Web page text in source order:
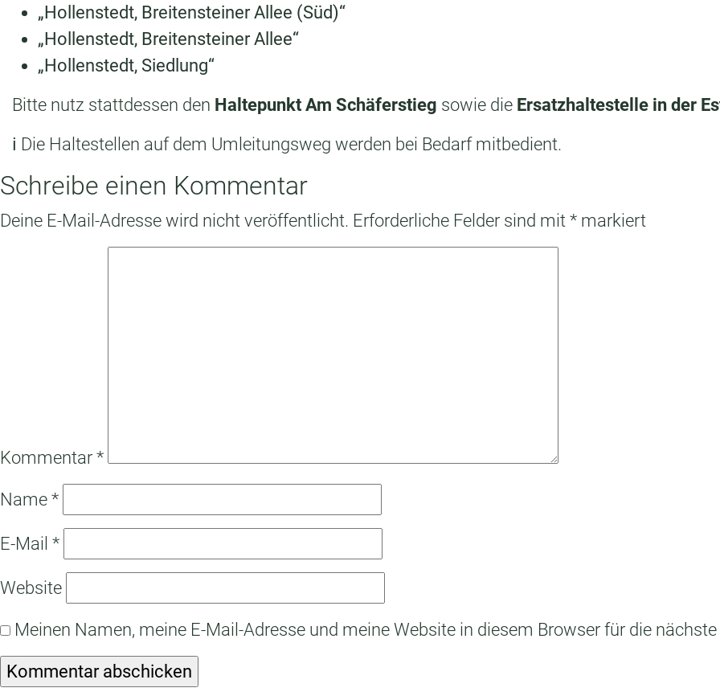
„Hollenstedt, Breitensteiner Allee (Süd)“
„Hollenstedt, Breitensteiner Allee“
„Hollenstedt, Siedlung“
Bitte nutz stattdessen den Haltepunkt Am Schäferstieg sowie die Ersatzhaltestelle in der
ℹ️ Die Haltestellen auf dem Umleitungsweg werden bei Bedarf mitbedient.
Schreibe einen Kommentar
Deine E-Mail-Adresse wird nicht veröffentlicht. Erforderliche Felder sind mit * markiert
Kommentar *
Name *
E-Mail *
Website
Meinen Namen, meine E-Mail-Adresse und meine Website in diesem Browser für die